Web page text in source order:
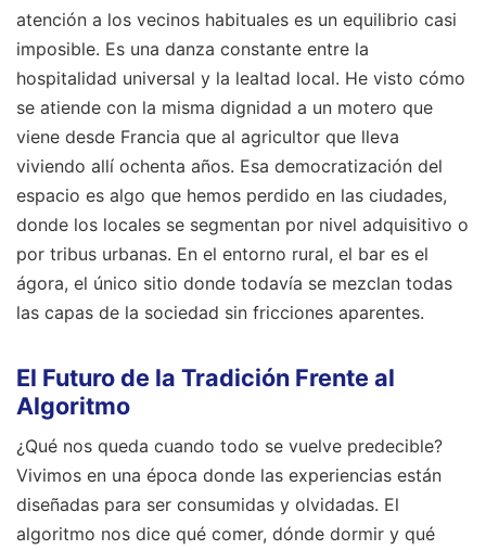
atención a los vecinos habituales es un equilibrio casi
imposible. Es una danza constante entre la
hospitalidad universal y la lealtad local. He visto cómo
se atiende con la misma dignidad a un motero que
viene desde Francia que al agricultor que lleva
viviendo allí ochenta años. Esa democratización del
espacio es algo que hemos perdido en las ciudades,
donde los locales se segmentan por nivel adquisitivo o
por tribus urbanas. En el entorno rural, el bar es el
ágora, el único sitio donde todavía se mezclan todas
las capas de la sociedad sin fricciones aparentes.
El Futuro de la Tradición Frente al
Algoritmo
¿Qué nos queda cuando todo se vuelve predecible?
Vivimos en una época donde las experiencias están
diseñadas para ser consumidas y olvidadas. El
algoritmo nos dice qué comer, dónde dormir y qué